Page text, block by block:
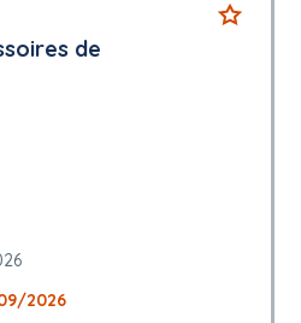
de
2026